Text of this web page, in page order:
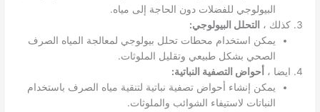
البيولوجي للفضلات دون الحاجة إلى مياه.
كذلك ، التحلل البيولوجي:
يمكن استخدام محطات تحلل بيولوجي لمعالجة المياه الصرف
الصحي بشكل طبيعي وتقليل الملوثات.
ايضا ،
أحواض التصفية النباتية:
يمكن إنشاء أحواض تصفية نباتية لتنقية مياه الصرف باستخدام
النباتات لاستيفاء الشوائب والملوثات.